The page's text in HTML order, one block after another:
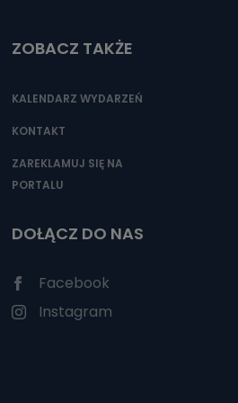
ZOBACZ TAKŻE
KALENDARZ WYDARZEŃ
KONTAKT
ZAREKLAMUJ SIĘ NA
PORTALU
DOŁĄCZ DO NAS
Facebook
Instagram